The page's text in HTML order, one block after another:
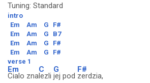
Tuning: Standard
intro
Em
Am G
F#
Em
Am G
B7
Em
Am G
F#
Em
Am G
F#
verse 1
Em
Cialo zna
C
lezli
G
jej pod
F#
zerdzia,